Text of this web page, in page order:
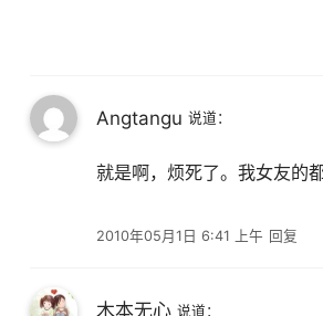
Angtangu 说道：
2010年05月1日 6:41 上午
就是啊，烦死了。我女友的
回复
木本无心 说道：